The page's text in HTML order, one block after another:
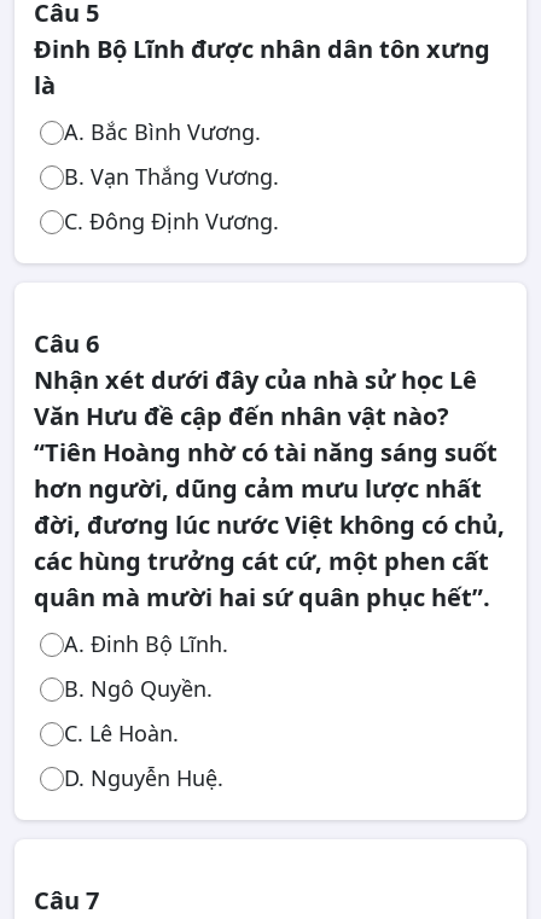
Câu 5
Đinh Bộ Lĩnh được nhân dân tôn xưng
là
A. Bắc Bình Vương.
B. Vạn Thắng Vương.
C. Đông Định Vương.
Câu 6
Nhận xét dưới đây của nhà sử học Lê
Văn Hưu đề cập đến nhân vật nào?
“Tiên Hoàng nhờ có tài năng sáng suốt
hơn người, dũng cảm mưu lược nhất
đời, đương lúc nước Việt không có chủ,
các hùng trưởng cát cứ, một phen cất
quân mà mười hai sứ quân phục hết”.
A. Đinh Bộ Lĩnh.
B. Ngô Quyền.
C. Lê Hoàn.
D. Nguyễn Huệ.
Câu 7